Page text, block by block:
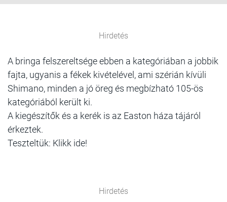
Hirdetés
A bringa felszereltsége ebben a kategóriában a jobbik
fajta, ugyanis a fékek kivételével, ami szérián kívüli
Shimano, minden a jó öreg és megbízható 105-ös
kategóriából került ki.
A kiegészítők és a kerék is az Easton háza tájáról
érkeztek.
Teszteltük: Klikk ide!
Hirdetés